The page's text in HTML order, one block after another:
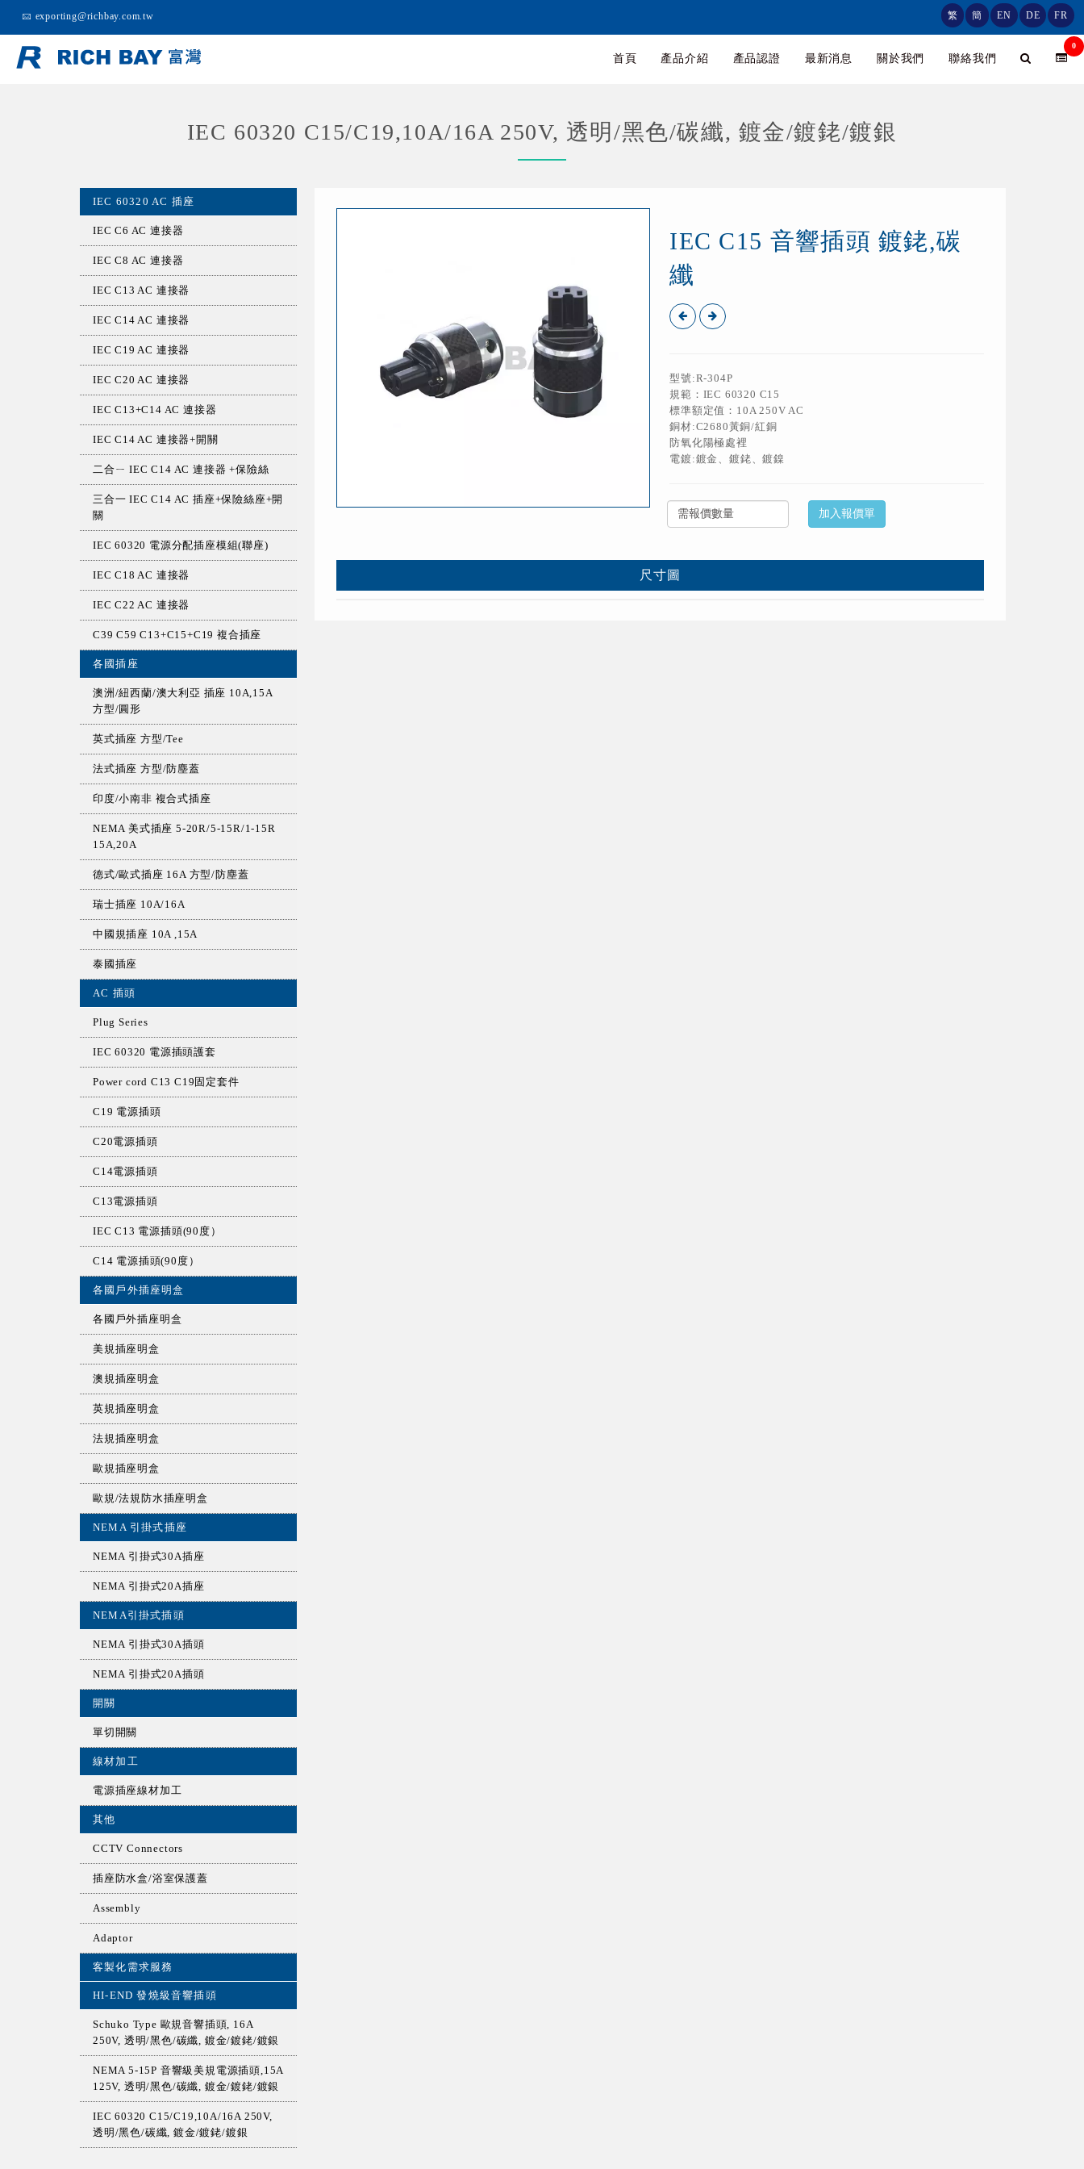
exporting@richbay.com.tw 繁 簡 EN DE FR
首頁 產品介紹 產品認證 最新消息 關於我們 聯絡我們
0
IEC 60320 C15/C19,10A/16A 250V, 透明/黑色/碳纖, 鍍金/鍍銠/鍍銀
IEC 60320 AC 插座
IEC C6 AC 連接器
IEC C8 AC 連接器
IEC C13 AC 連接器
IEC C14 AC 連接器
IEC C19 AC 連接器
IEC C20 AC 連接器
IEC C13+C14 AC 連接器
IEC C14 AC 連接器+開關
二合ㄧ IEC C14 AC 連接器 +保險絲
三合一 IEC C14 AC 插座+保險絲座+開
關
IEC 60320 電源分配插座模組(聯座)
IEC C18 AC 連接器
IEC C22 AC 連接器
C39 C59 C13+C15+C19 複合插座
各國插座
澳洲/紐西蘭/澳大利亞 插座 10A,15A
方型/圓形
英式插座 方型/Tee
法式插座 方型/防塵蓋
印度/小南非 複合式插座
NEMA 美式插座 5-20R/5-15R/1-15R
15A,20A
德式/歐式插座 16A 方型/防塵蓋
瑞士插座 10A/16A
中國規插座 10A ,15A
泰國插座
AC 插頭
Plug Series
IEC 60320 電源插頭護套
Power cord C13 C19固定套件
C19 電源插頭
C20電源插頭
C14電源插頭
C13電源插頭
IEC C13 電源插頭(90度）
C14 電源插頭(90度）
各國戶外插座明盒
各國戶外插座明盒
美規插座明盒
澳規插座明盒
英規插座明盒
法規插座明盒
歐規插座明盒
歐規/法規防水插座明盒
NEMA 引掛式插座
NEMA 引掛式30A插座
NEMA 引掛式20A插座
NEMA引掛式插頭
NEMA 引掛式30A插頭
NEMA 引掛式20A插頭
開關
單切開關
線材加工
電源插座線材加工
其他
CCTV Connectors
插座防水盒/浴室保護蓋
Assembly
Adaptor
客製化需求服務
HI-END 發燒級音響插頭
Schuko Type 歐規音響插頭, 16A
250V, 透明/黑色/碳纖, 鍍金/鍍銠/鍍銀
NEMA 5-15P 音響級美規電源插頭,15A
125V, 透明/黑色/碳纖, 鍍金/鍍銠/鍍銀
IEC 60320 C15/C19,10A/16A 250V,
透明/黑色/碳纖, 鍍金/鍍銠/鍍銀
IEC C15 音響插頭 鍍銠,碳
纖
型號:R-304P
規範：IEC 60320 C15
標準額定值：10A 250V AC
銅材:C2680黃銅/紅銅
防氧化陽極處裡
電鍍:鍍金、鍍銠、鍍鎳
尺寸圖